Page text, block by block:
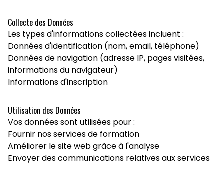
Collecte des Données
Les types d'informations collectées incluent :
Données d'identification (nom, email, téléphone)
Données de navigation (adresse IP, pages visitées,
informations du navigateur)
Informations d'inscription
Utilisation des Données
Vos données sont utilisées pour :
Fournir nos services de formation
Améliorer le site web grâce à l'analyse
Envoyer des communications relatives aux services